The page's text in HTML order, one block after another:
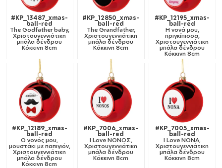
#KP_13487_xmas-
ball-red
The Godfather baby,
Χριστουγεννιάτικη
μπάλα δένδρου
Κόκκινη 8cm
#KP_12850_xmas-
ball-red
The Grandfather,
Χριστουγεννιάτικη
μπάλα δένδρου
Κόκκινη 8cm
#KP_12195_xmas-
ball-red
Η νονά μου,
πριγκίπισσα,
Χριστουγεννιάτικη
μπάλα δένδρου
Κόκκινη 8cm
#KP_12189_xmas-
ball-red
Ο νονός μου,
μουστάκι με παπιγιόν,
Χριστουγεννιάτικη
μπάλα δένδρου
Κόκκινη 8cm
#KP_7006_xmas-
ball-red
I Love ΝΟΝΟΣ,
Χριστουγεννιάτικη
μπάλα δένδρου
Κόκκινη 8cm
#KP_7005_xmas-
ball-red
I Love ΝΟΝΑ,
Χριστουγεννιάτικη
μπάλα δένδρου
Κόκκινη 8cm